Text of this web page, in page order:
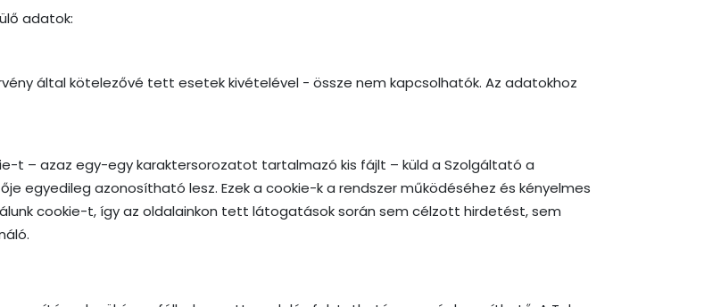
adatok:
által kötelezővé tett esetek kivételével - össze nem kapcsolhatók. Az adatokhoz
t – azaz egy-egy karaktersorozatot tartalmazó kis fájlt – küld a Szolgáltató a
egyedileg azonosítható lesz. Ezek a cookie-k a rendszer működéséhez és kényelmes
cookie-t, így az oldalainkon tett látogatások során sem célzott hirdetést, sem